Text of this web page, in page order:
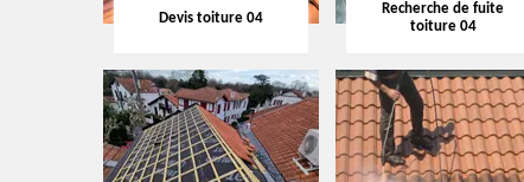
Devis toiture 04
Recherche de fuite
toiture 04